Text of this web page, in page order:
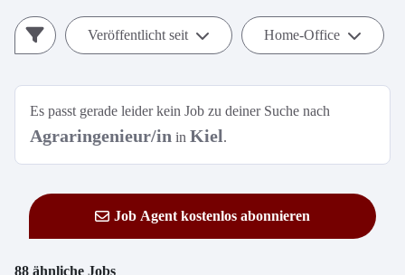
Veröffentlicht seit Home-Office
Es passt gerade leider kein Job zu deiner Suche nach
Agraringenieur/in in Kiel.
Job Agent kostenlos abonnieren
88 ähnliche Jobs